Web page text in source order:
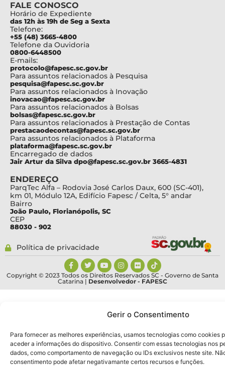
Gerir o Consentimento
Para fornecer as melhores experiências, usamos tecnologias como cookies
aceder a informações do dispositivo. Consentir com essas tecnologias nos
dados, como comportamento de navegação ou IDs exclusivos neste site.
consentimento pode afetar negativamante certos recursos e funções.
FALE CONOSCO
Horário de Expediente
das 12h às 19h de Seg a Sexta
Telefone:
+55 (48) 3665-4800
Telefone da Ouvidoria
0800-6448500
E-mails:
protocolo@fapesc.sc.gov.br
Para assuntos relacionados à Pesquisa
pesquisa@fapesc.sc.gov.br
Para assuntos relacionados à Inovação
inovacao@fapesc.sc.gov.br
Para assuntos relacionados à Bolsas
bolsas@fapesc.sc.gov.br
Para assuntos relacionados à Prestação de Contas
prestacaodecontas@fapesc.sc.gov.br
Para assuntos relacionados à Plataforma
plataforma@fapesc.sc.gov.br
Encarregado de dados
Jair Artur da Silva dpo@fapesc.sc.gov.br 3665-4831
ENDEREÇO
ParqTec Alfa – Rodovia José Carlos Daux, 600 (SC-401),
km 01, Módulo 12A, Edifício Fapesc / Celta, 5° andar
Bairro
João Paulo, Florianópolis, SC
CEP
88030 - 902
Política de privacidade
Copyright © 2023 Todos os Direitos Reservados SC - Governo de Santa
Catarina | Desenvolvedor - FAPESC